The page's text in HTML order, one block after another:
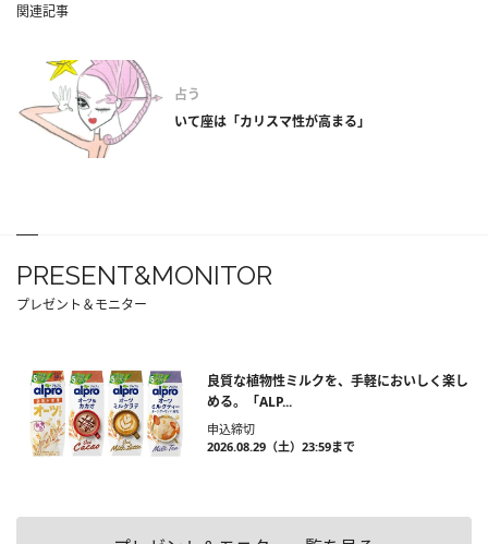
関連記事
占う
いて座は「カリスマ性が高まる」
PRESENT&MONITOR
プレゼント＆モニター
良質な植物性ミルクを、手軽においしく楽し
める。「ALP...
申込締切
2026.08.29（土）23:59まで